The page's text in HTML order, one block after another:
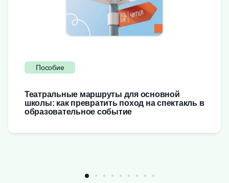
Пособие
Театральные маршруты для основной
школы: как превратить поход на спектакль в
образовательное событие